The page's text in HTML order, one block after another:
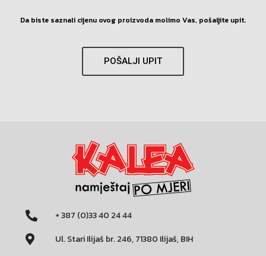
Da biste saznali cijenu ovog proizvoda molimo Vas, pošaljite upit.
POŠALJI UPIT
+ 387 (0)33 40 24 44
Ul. Stari Ilijaš br. 246, 71380 Ilijaš, BIH